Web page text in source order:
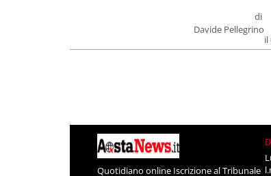
di
Davide Pellegrino
il
Quotidiano online Iscrizione al Tribunale